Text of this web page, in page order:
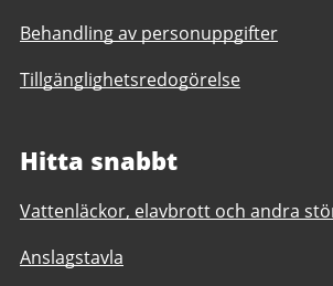
Behandling av personuppgifter
Tillgänglighetsredogörelse
Hitta snabbt
Vattenläckor, elavbrott och andra
Anslagstavla